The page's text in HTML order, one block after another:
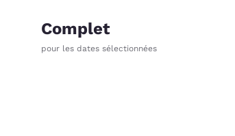
Complet
pour les dates sélectionnées